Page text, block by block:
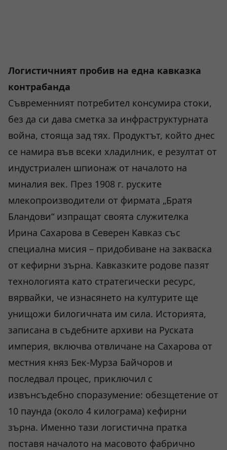
Логистичният пробив на една кавказка
контрабанда
Съвременният потребител консумира стоки,
без да си дава сметка за инфраструктурната
война, стояща зад тях. Продуктът, който днес
се намира във всеки хладилник, е резултат от
индустриален шпионаж от началото на
миналия век. През 1908 г. руските
млекопроизводители от фирмата „Братя
Бландови“ изпращат своята служителка
Ирина Сахарова в Северен Кавказ със
специална мисия – придобиване на закваска
от кефирни зърна. Кавказките родове пазят
технологията като стратегически ресурс,
вярвайки, че изнасянето на културите ще
унищожи билогичната им сила. Историята,
записана в съдебните архиви на Руската
империя, включва отвличане на Сахарова от
местния княз Бек-Мурза Байчоров и
последвал процес, приключил с
извънсъдебно споразумение: обезщетение от
10 паунда (около 4 килограма) кефирни
зърна. Именно тази логистична пратка
поставя началото на масовото фабрично